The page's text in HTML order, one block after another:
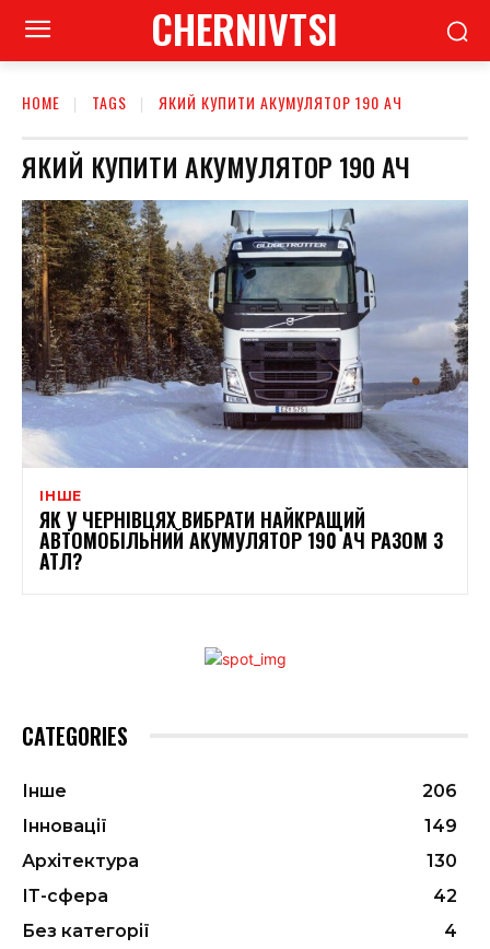
CHERNIVTSI
HOME TAGS ЯКИЙ КУПИТИ АКУМУЛЯТОР 190 АЧ
ЯКИЙ КУПИТИ АКУМУЛЯТОР 190 АЧ
ІНШЕ
ЯК У ЧЕРНІВЦЯХ ВИБРАТИ НАЙКРАЩИЙ
АВТОМОБІЛЬНИЙ АКУМУЛЯТОР 190 АЧ РАЗОМ З
АТЛ?
CATEGORIES
Інше
206
Інновації
149
Архітектура
130
ІТ-сфера
42
Без категорії
4